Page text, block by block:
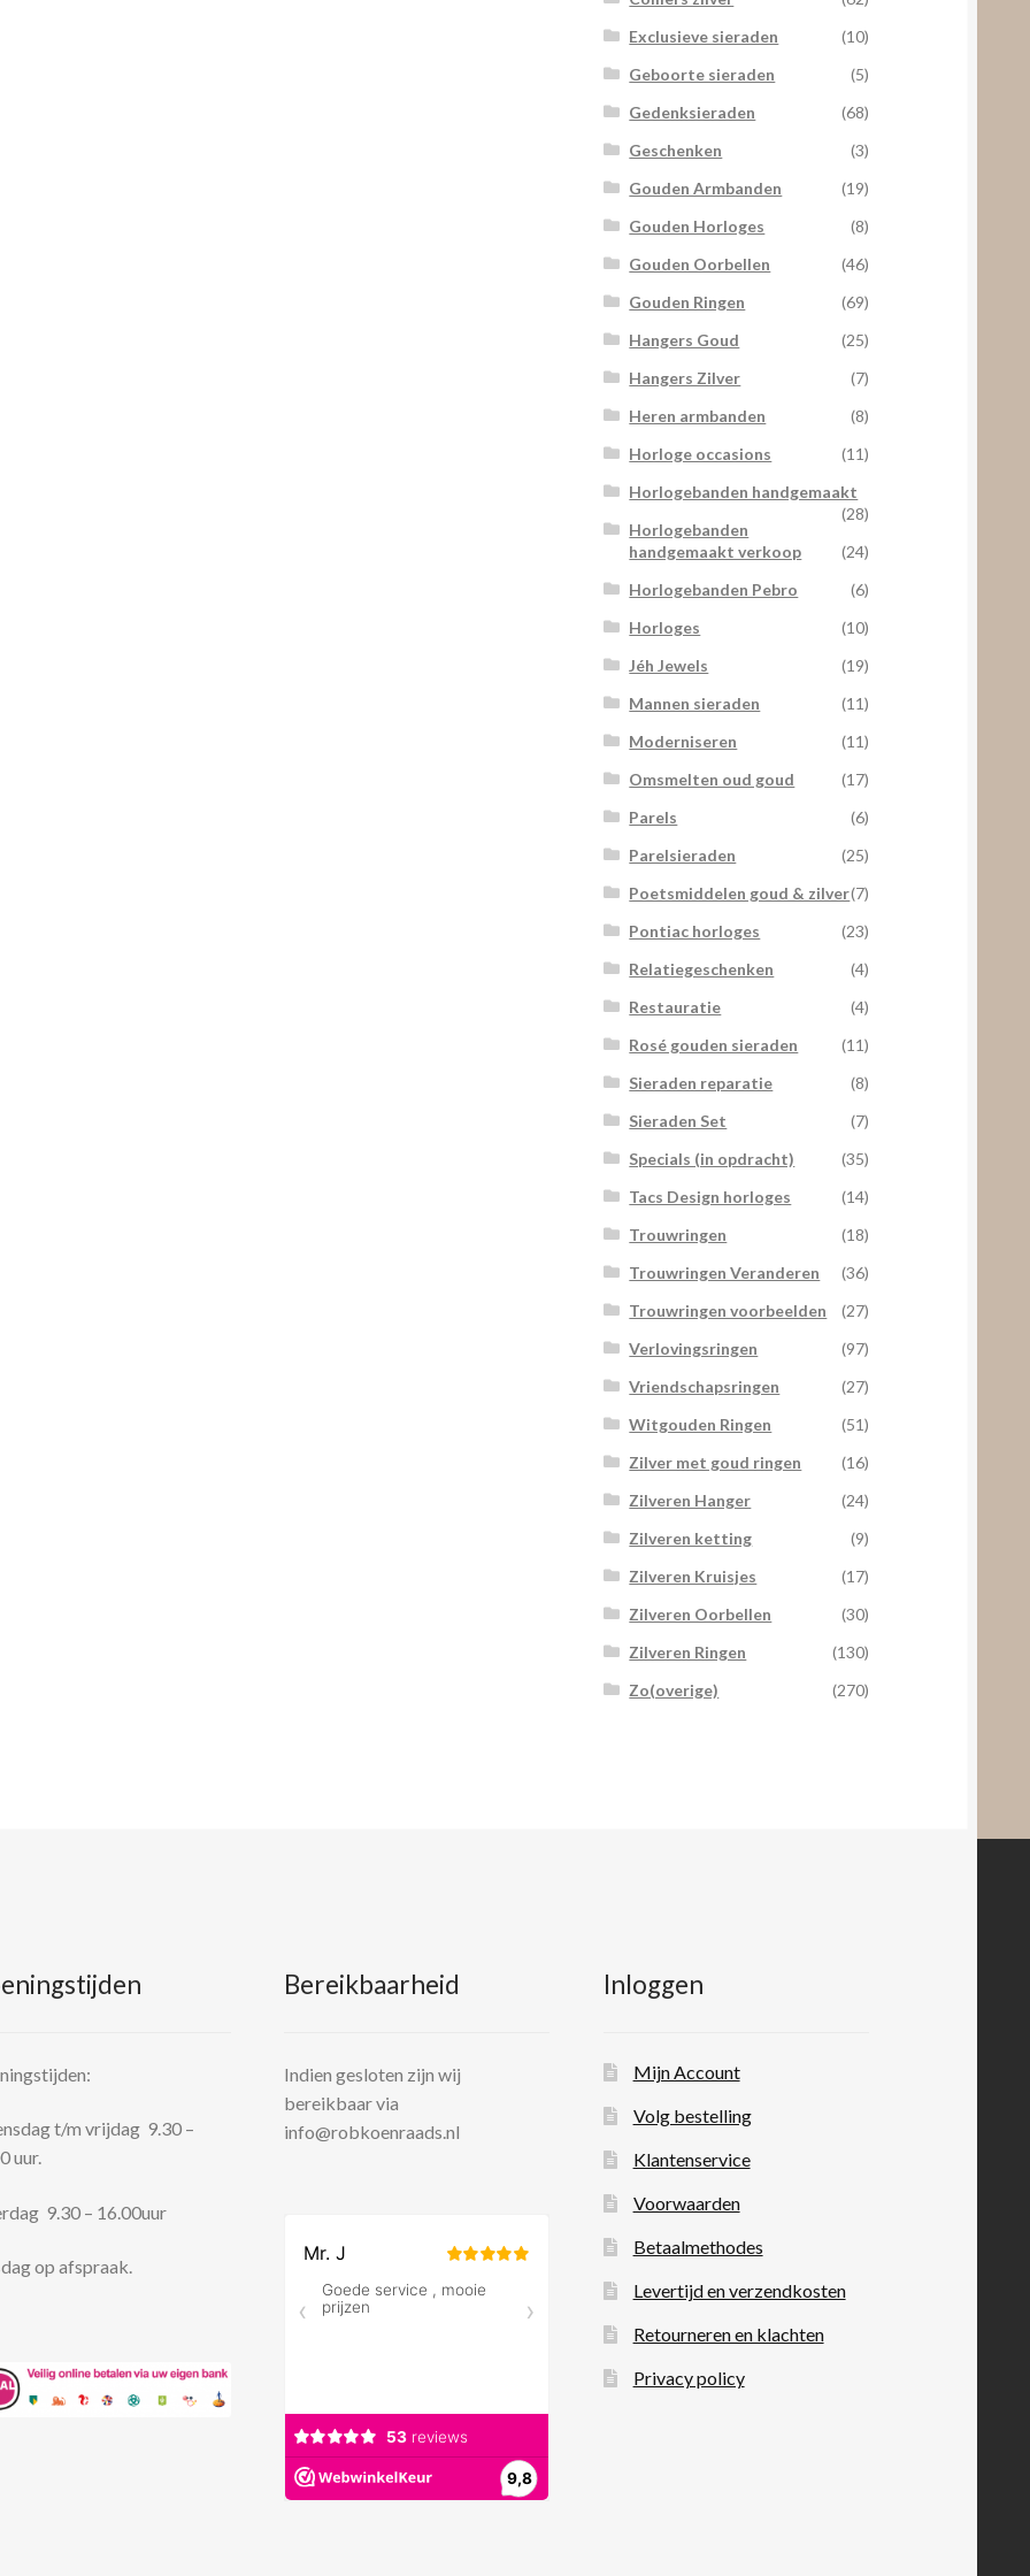
Exclusieve sieraden
(10)
Geboorte sieraden
(5)
Gedenksieraden
(68)
Geschenken
(3)
Gouden Armbanden
(19)
Gouden Horloges
(8)
Gouden Oorbellen
(46)
Gouden Ringen
(69)
Hangers Goud
(25)
Hangers Zilver
(7)
Heren armbanden
(8)
Horloge occasions
(11)
Horlogebanden handgemaakt
(28)
Horlogebanden
handgemaakt verkoop
(24)
Horlogebanden Pebro
(6)
Horloges
(10)
Jéh Jewels
(19)
Mannen sieraden
(11)
Moderniseren
(11)
Omsmelten oud goud
(17)
Parels
(6)
Parelsieraden
(25)
Poetsmiddelen goud & zilver(7)
Pontiac horloges
(23)
Relatiegeschenken
(4)
Restauratie
(4)
Rosé gouden sieraden
(11)
Sieraden reparatie
(8)
Sieraden Set
(7)
Specials (in opdracht)
(35)
Tacs Design horloges
(14)
Trouwringen
(18)
Trouwringen Veranderen
(36)
Trouwringen voorbeelden
(27)
Verlovingsringen
(97)
Vriendschapsringen
(27)
Witgouden Ringen
(51)
Zilver met goud ringen
(16)
Zilveren Hanger
(24)
Zilveren ketting
(9)
Zilveren Kruisjes
(17)
Zilveren Oorbellen
(30)
Zilveren Ringen
(130)
Zo(overige)
(270)
t/m vrijdag 9.30 –
uur.
9.30 – 16.00uur
op afspraak.
Bereikbaarheid
Indien gesloten zijn wij
bereikbaar via
info@robkoenraads.nl
Inloggen
Mijn Account
Volg bestelling
Klantenservice
Voorwaarden
Betaalmethodes
Levertijd en verzendkosten
Retourneren en klachten
Privacy policy